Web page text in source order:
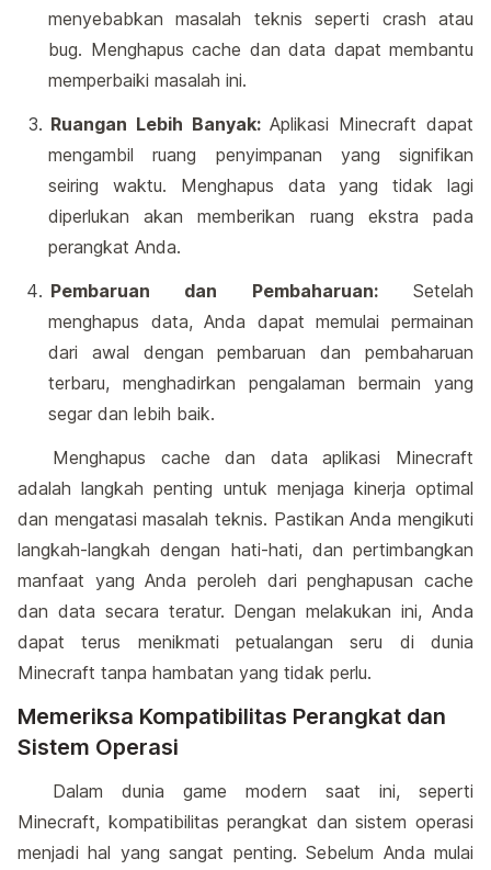
menyebabkan masalah teknis seperti crash atau
bug. Menghapus cache dan data dapat membantu
memperbaiki masalah ini.
Ruangan Lebih Banyak:Aplikasi Minecraft dapat
mengambil ruang penyimpanan yang signifikan
seiring waktu. Menghapus data yang tidak lagi
diperlukan akan memberikan ruang ekstra pada
perangkat Anda.
Pembaruan dan Pembaharuan:Setelah
menghapus data, Anda dapat memulai permainan
dari awal dengan pembaruan dan pembaharuan
terbaru, menghadirkan pengalaman bermain yang
segar dan lebih baik.
Menghapus cache dan data aplikasi Minecraft
adalah langkah penting untuk menjaga kinerja optimal
dan mengatasi masalah teknis. Pastikan Anda mengikuti
langkah-langkah dengan hati-hati, dan pertimbangkan
manfaat yang Anda peroleh dari penghapusan cache
dan data secara teratur. Dengan melakukan ini, Anda
dapat terus menikmati petualangan seru di dunia
Minecraft tanpa hambatan yang tidak perlu.
Memeriksa Kompatibilitas Perangkat dan
Sistem Operasi
Dalam dunia game modern saat ini, seperti
Minecraft, kompatibilitas perangkat dan sistem operasi
menjadi hal yang sangat penting. Sebelum Anda mulai